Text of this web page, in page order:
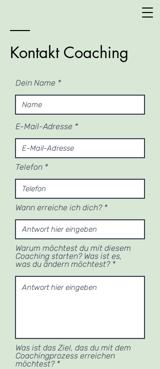
Kontakt Coaching
Dein Name
E-Mail-Adresse
Telefon
Wann erreiche ich dich?
Warum möchtest du mit diesem
Coaching starten? Was ist es,
was du ändern möchtest?
Was ist das Ziel, das du mit dem
Coachingprozess erreichen
möchtest?